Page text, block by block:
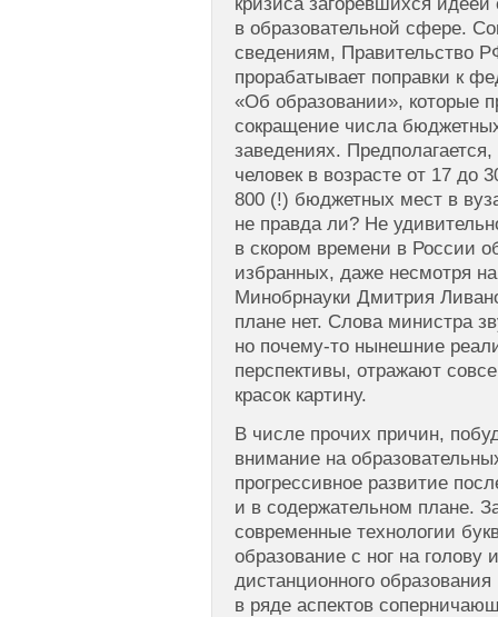
в образовательной сфере.
сведениям, Правительство
прорабатывает поправки к
«Об образовании», которые
сокращение числа
заведениях.
человек в возрасте от 17 до
800 (!) бюджетных мест в
не правда ли? Не
в скором времени в России
избранных, даже несмотря
Минобрнауки Дмитрия
плане нет. Слова министра
но почему-то нынешние
перспективы, отражают
красок картину.
В числе прочих причин,
внимание на
прогрессивное развитие
и в содержательном плане.
современные технологии
образование с ног на голову
дистанционного
в ряде аспектов